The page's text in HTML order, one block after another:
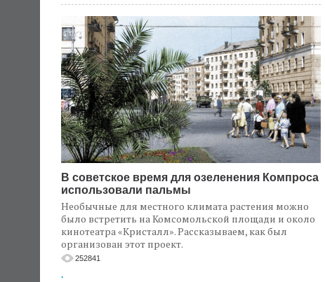
В советское время для озеленения Компроса
использовали пальмы
Необычные для местного климата растения можно
было встретить на Комсомольской площади и около
кинотеатра «Кристалл». Рассказываем, как был
организован этот проект.
252841
.